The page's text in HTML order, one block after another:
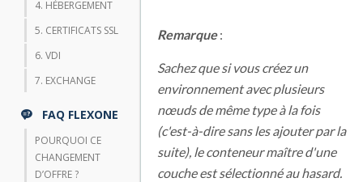
4. HÉBERGEMENT
5. CERTIFICATS SSL
6. VDI
7. EXCHANGE
FAQ FLEXONE
POURQUOI CE
CHANGEMENT
D’OFFRE ?
Remarque:
Sachez que si vous créez un
environnement avec plusieurs
nœuds de même type à la fois
(c'est-à-dire sans les ajouter par la
suite), le conteneur maître d'une
couche est sélectionné au hasard.